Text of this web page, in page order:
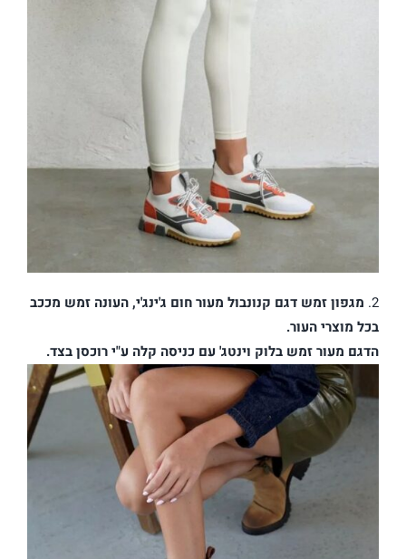
2. מגפון זמש דגם קנונבול מעור חום ג'ינג'י, העונה זמש מככב
בכל מוצרי העור.
הדגם מעור זמש בלוק וינטג' עם כניסה קלה ע"י רוכסן בצד.